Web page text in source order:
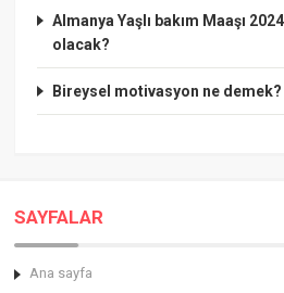
Almanya Yaşlı bakım Maaşı
olacak?
Bireysel motivasyon ne demek?
SAYFALAR
Ana sayfa